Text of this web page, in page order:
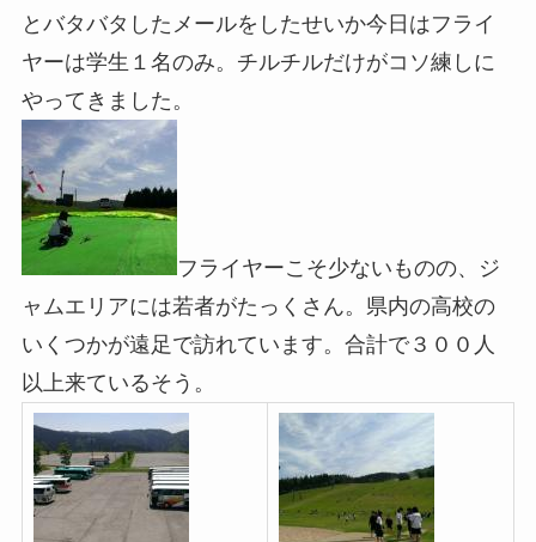
とバタバタしたメールをしたせいか今日はフライ
ヤーは学生１名のみ。チルチルだけがコソ練しに
やってきました。
フライヤーこそ少ないものの、ジ
ャムエリアには若者がたっくさん。県内の高校の
いくつかが遠足で訪れています。合計で３００人
以上来ているそう。